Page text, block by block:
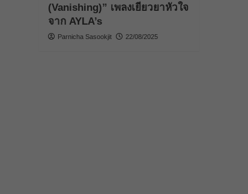
(Vanishing)” เพลงเยียวยาหัวใจ
จาก AYLA’s
Parnicha Sasookjit 22/08/2025